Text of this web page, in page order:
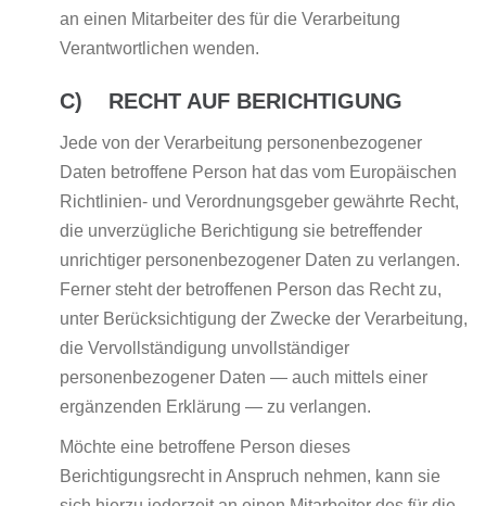
an einen Mitarbeiter des für die Verarbeitung
Verantwortlichen wenden.
C) RECHT AUF BERICHTIGUNG
Jede von der Verarbeitung personenbezogener
Daten betroffene Person hat das vom Europäischen
Richtlinien- und Verordnungsgeber gewährte Recht,
die unverzügliche Berichtigung sie betreffender
unrichtiger personenbezogener Daten zu verlangen.
Ferner steht der betroffenen Person das Recht zu,
unter Berücksichtigung der Zwecke der Verarbeitung,
die Vervollständigung unvollständiger
personenbezogener Daten — auch mittels einer
ergänzenden Erklärung — zu verlangen.
Möchte eine betroffene Person dieses
Berichtigungsrecht in Anspruch nehmen, kann sie